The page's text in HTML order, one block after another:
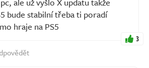
bude stabilní třeba ti poradí
hraje na PS5
3